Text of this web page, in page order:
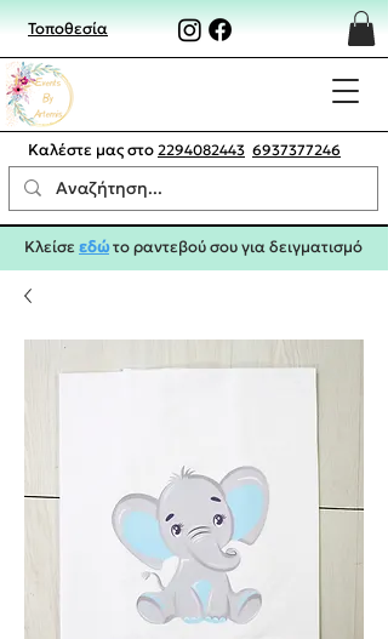
Τοποθεσία
Καλέστε μας στο 2294082443 6937377246
Κλείσεεδώτο ραντεβού σου για δειγματισμό